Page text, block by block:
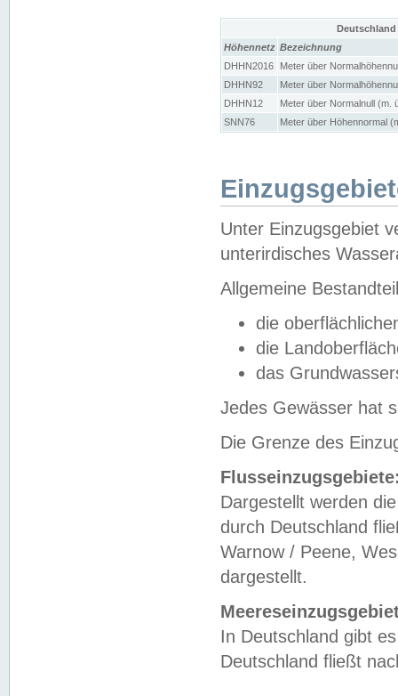
Höhennetz Bezeichnung
DHHN2016
Meter über
DHHN92
Meter über
DHHN12
Meter über Normalnull (m.
SNN76
Meter über Höhennormal
Unter Einzugsgebiet
unterirdisches
Allgemeine
die
die
das
Jedes Gewässer hat
Die Grenze des
Dargestellt werden
durch Deutschland
Warnow / Peene,
dargestellt.
In Deutschland gibt
Deutschland fließt